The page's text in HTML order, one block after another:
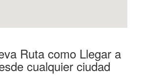
Ruta como Llegar a
cualquier ciudad